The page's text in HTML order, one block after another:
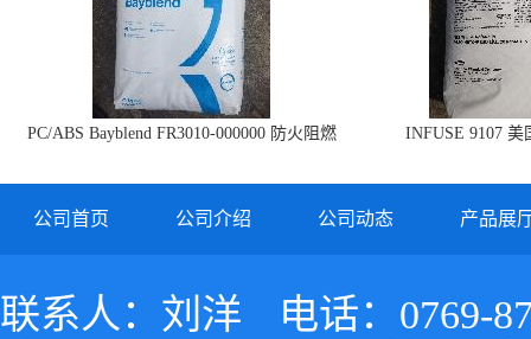
PC/ABS Bayblend FR3010-000000 防火阻燃
INFUSE 9107 美
公司首页 公司介绍 公司动态 产品展
联系人：刘洋
电话：0769-